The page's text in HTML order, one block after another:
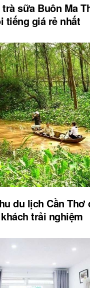
trà sữa Buôn Ma
tiếng giá rẻ nhất
du lịch Cần Thơ
trải nghiệm